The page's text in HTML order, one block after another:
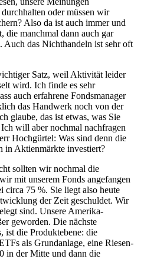
oder müssen wir
Also da ist auch immer und
die manchmal dann auch gar
das Nichthandeln ist sehr oft
Satz, weil Aktivität leider
wird. Ich finde es sehr
auch erfahrene Fondsmanager
das Handwerk noch von der
glaube, das ist etwas, was Sie
will aber nochmal nachfragen
Hochgürtel: Was sind denn die
in Aktienmärkte investiert?
sollten wir nochmal die
mit unserem Fonds angefangen
circa 75 %. Sie liegt also heute
der Zeit geschuldet. Wir
sind. Unsere Amerika-
geworden. Die nächste
ist die Produktebene: die
als Grundanlage, eine Riesen-
in der Mitte und dann die